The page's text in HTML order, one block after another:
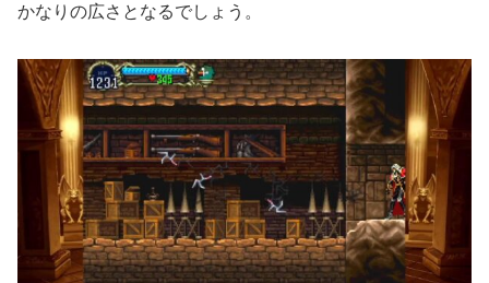
かなりの広さとなるでしょう。